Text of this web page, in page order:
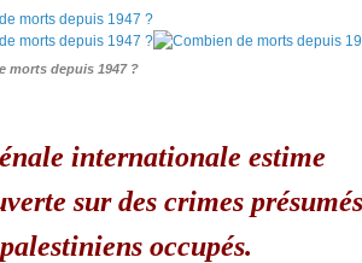
morts depuis 1947 ?
internationale estime
sur des crimes présumés
occupés.